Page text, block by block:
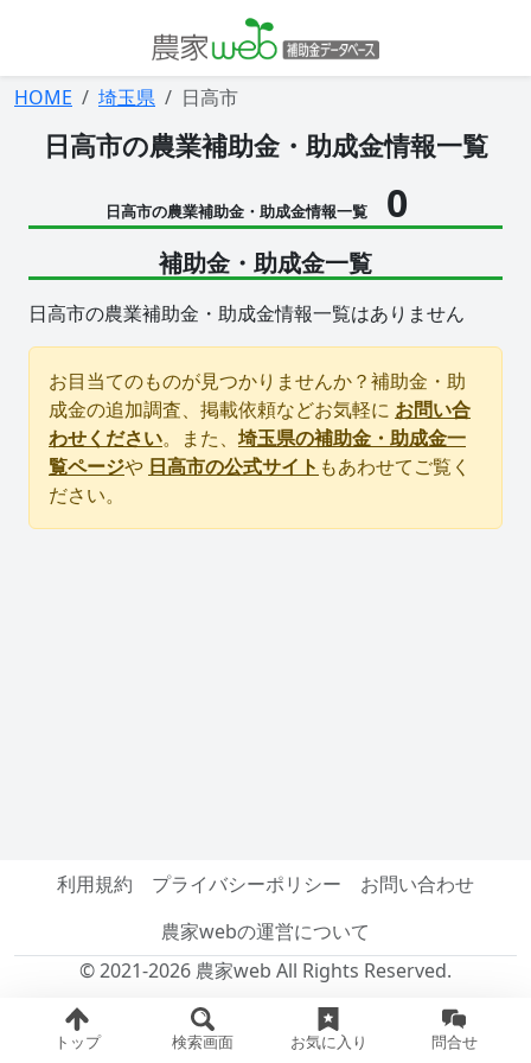
HOME 埼玉県 日高市
日高市の農業補助金・助成金情報一覧
日高市の農業補助金・助成金情報一覧 0
補助金・助成金一覧
日高市の農業補助金・助成金情報一覧はありません
お目当てのものが見つかりませんか？補助金・助
成金の追加調査、掲載依頼などお気軽に お問い合
わせください。また、 埼玉県の補助金・助成金一
覧ページや 日高市の公式サイト もあわせてご覧く
ださい。
利用規約 プライバシーポリシー
お問い合わせ
農家webの運営について
© 2021-2026 農家web All Rights Reserved.
トップ 検索画面 お気に入り 問合せ